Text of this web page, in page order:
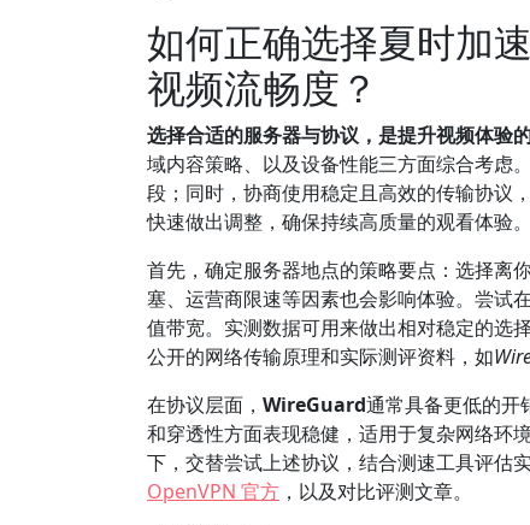
如何正确选择夏时加
视频流畅度？
选择合适的服务器与协议，是提升视频体验的
域内容策略、以及设备性能三方面综合考虑
段；同时，协商使用稳定且高效的传输协议
快速做出调整，确保持续高质量的观看体验。
首先，确定服务器地点的策略要点：选择离
塞、运营商限速等因素也会影响体验。尝试
值带宽。实测数据可用来做出相对稳定的选
公开的网络传输原理和实际测评资料，如
在协议层面， WireGuard通常具备更低的开
和穿透性方面表现稳健，适用于复杂网络环
下，交替尝试上述协议，结合测速工具评估
OpenVPN 官方 ，以及对比评测文章。